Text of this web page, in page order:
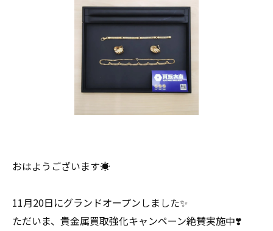
おはようございます☀
11月20日にグランドオープンしました✨
ただいま、貴金属買取強化キャンペーン絶賛実施中❣️